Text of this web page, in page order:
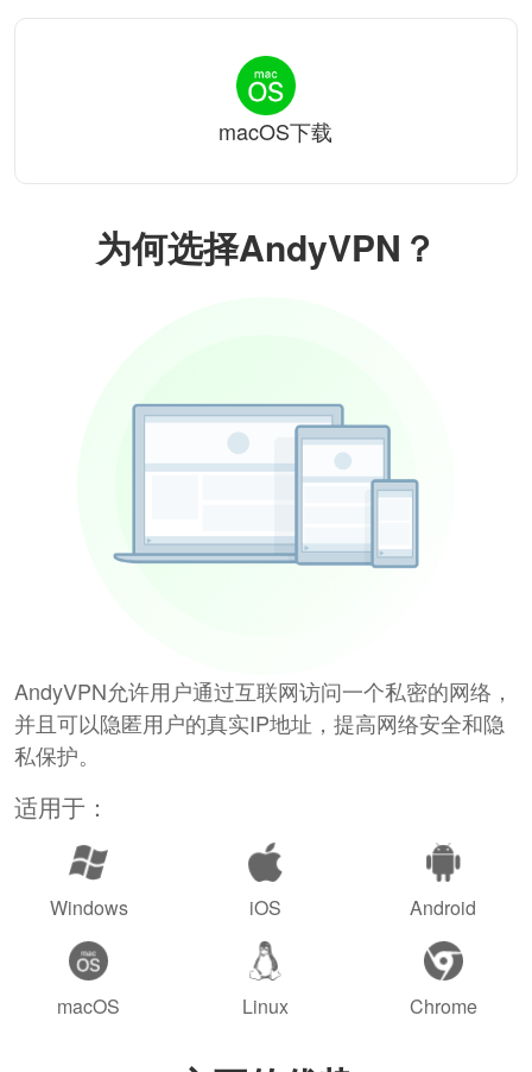
为何选择AndyVPN？
AndyVPN允许用户通过互联网访问一个私密的网络，
并且可以隐匿用户的真实IP地址，提高网络安全和隐
私保护。
适用于：
Windows iOS Android
macOS Linux Chrome
macOS下载